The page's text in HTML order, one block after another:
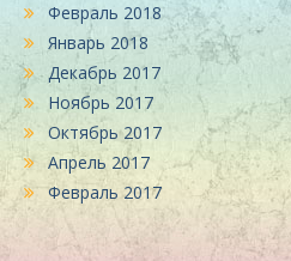
Февраль 2018
Январь 2018
Декабрь 2017
Ноябрь 2017
Октябрь 2017
Апрель 2017
Февраль 2017